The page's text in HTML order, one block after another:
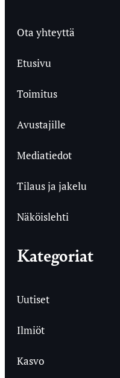
Ota yhteyttä
Etusivu
Toimitus
Avustajille
Mediatiedot
Tilaus ja jakelu
Näköislehti
Kategoriat
Uutiset
Ilmiöt
Kasvo